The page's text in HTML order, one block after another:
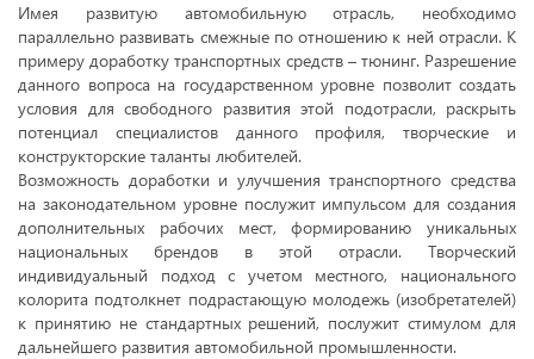
Имея развитую автомобильную отрасль, необходимо
параллельно развивать смежные по отношению к ней отрасли. К
примеру доработку транспортных средств – тюнинг. Разрешение
данного вопроса на государственном уровне позволит создать
условия для свободного развития этой подотрасли, раскрыть
потенциал специалистов данного профиля, творческие и
конструкторские таланты любителей.
Возможность доработки и улучшения транспортного средства
на законодательном уровне послужит импульсом для создания
дополнительных рабочих мест, формированию уникальных
национальных брендов в этой отрасли. Творческий
индивидуальный подход с учетом местного, национального
колорита подтолкнет подрастающую молодежь (изобретателей)
к принятию не стандартных решений, послужит стимулом для
дальнейшего развития автомобильной промышленности.